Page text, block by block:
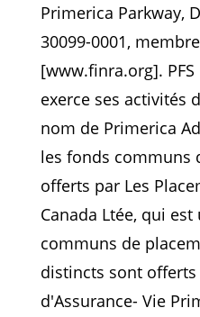
Primerica Parkway,
30099-0001,
[www.finra.org].
exerce ses activités
nom de Primerica
les fonds communs
offerts par Les
Canada Ltée, qui
communs de
distincts sont offerts
d'Assurance- Vie